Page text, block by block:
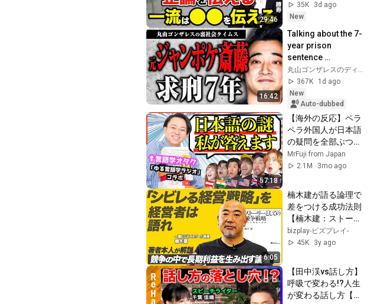
29:46
35K
3d ago
New
16:42
Talking about the 7-
year prison
sentence
demanded for
former Jungle
Pocket member
Saito [Undergro...
丸山ゴンザレスのディープな世界
367K
1d ago
New
Auto-dubbed
57:18
【海外の反応】ペラ
ペラ外国人が日本語
の疑問を全部ぶつけ
てみた【ゆる言語学
ラジオ】
MrFuji from Japan
2.1M
3mo ago
6:05
楠木建が語る論理で
差をつける成功法則
【楠木建：ストーリ
ーとしての競争戦
略】
bizplay-ビズプレイ-
45K
3y ago
【田中渓vs話し方】
呼吸で変わる!?人生
が変わる話し方【千